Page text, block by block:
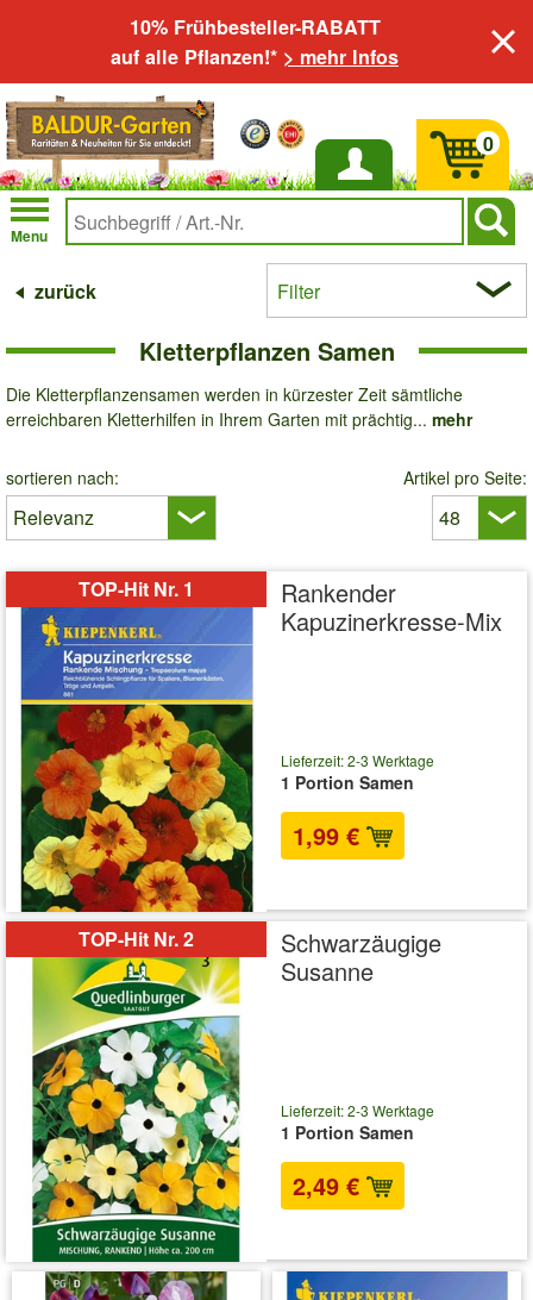
10% Frühbesteller-RABATT
auf alle Pflanzen!* > mehr Infos
Anmelden
Menu
0
zurück Filter
Kletterpflanzen Samen
Die Kletterpflanzensamen werden in kürzester Zeit sämtliche
erreichbaren Kletterhilfen in Ihrem Garten mit prächtig... mehr
sortieren nach: Artikel pro Seite:
TOP-Hit Nr. 1
Rankender
Kapuzinerkresse-Mix
Lieferzeit: 2-3 Werktage
1 Portion Samen
1,99 €
TOP-Hit Nr. 2
Schwarzäugige
Susanne
Lieferzeit: 2-3 Werktage
1 Portion Samen
2,49 €